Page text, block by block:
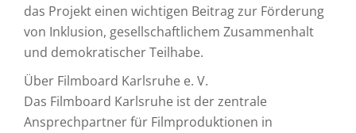
das Projekt einen wichtigen Beitrag zur Förderung
von Inklusion, gesellschaftlichem Zusammenhalt
und demokratischer Teilhabe.
Über Filmboard Karlsruhe e. V.
Das Filmboard Karlsruhe ist der zentrale
Ansprechpartner für Filmproduktionen in